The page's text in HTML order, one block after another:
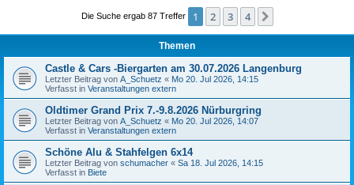
Die Suche ergab 87 Treffer 1 2 3 4
Themen
Castle & Cars -Biergarten am 30.07.2026 Langenburg
Letzter Beitrag von A_Schuetz « Mo 20. Jul 2026, 14:15
Verfasst in Veranstaltungen extern
Oldtimer Grand Prix 7.-9.8.2026 Nürburgring
Letzter Beitrag von A_Schuetz « Mo 20. Jul 2026, 14:07
Verfasst in Veranstaltungen extern
Schöne Alu & Stahfelgen 6x14
Letzter Beitrag von schumacher « Sa 18. Jul 2026, 14:15
Verfasst in Biete